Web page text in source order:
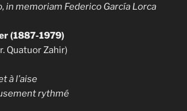
in memoriam Federico García Lorca
(1887-1979)
Quatuor Zahir)
à l’aise
rythmé